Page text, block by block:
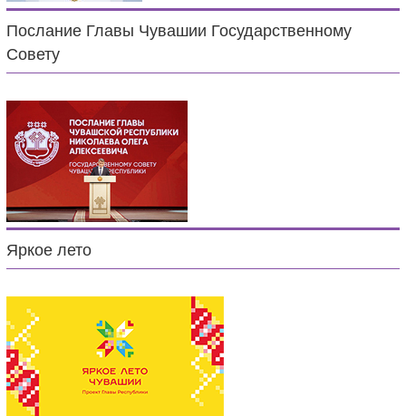
Послание Главы Чувашии Государственному
Совету
Яркое лето